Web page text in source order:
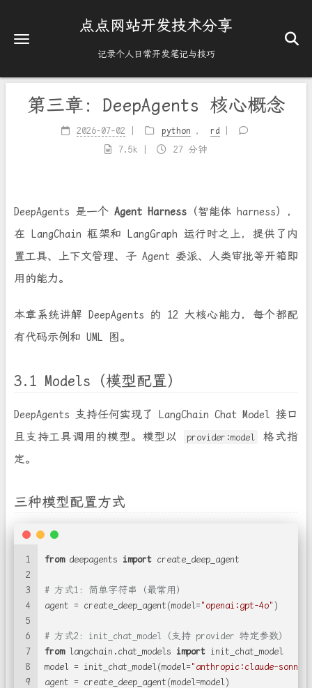
点点网站开发技术分享
记录个人日常开发笔记与技巧
第三章：DeepAgents 核心概念
2026-07-02 python ， rd
7.5k
27 分钟
DeepAgents 是一个 Agent Harness （智能体 harness），
在 LangChain 框架和 LangGraph 运行时之上，提供了内
置工具、上下文管理、子 Agent 委派、人类审批等开箱即
用的能力。
本章系统讲解 DeepAgents 的 12 大核心能力，每个都配
有代码示例和 UML 图。
3.1 Models（模型配置）
DeepAgents 支持任何实现了 LangChain Chat Model 接口
且支持工具调用的模型。模型以
provider:model
格式指
定。
三种模型配置方式
1
2
3
4
5
6
7
8
9
from deepagents import create_deep_agent
# 方式1：简单字符串（最常用）
agent = create_deep_agent(model="openai:gpt-4o")
# 方式2：init_chat_model（支持 provider 特定参数）
from langchain.chat_models import init_chat_model
model = init_chat_model(model="anthropic:claude-
agent = create_deep_agent(model=model)